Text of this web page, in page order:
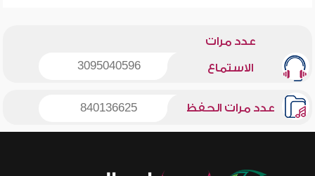
عدد مرات
الاستماع 3095040596
عدد مرات الحفظ 840136625